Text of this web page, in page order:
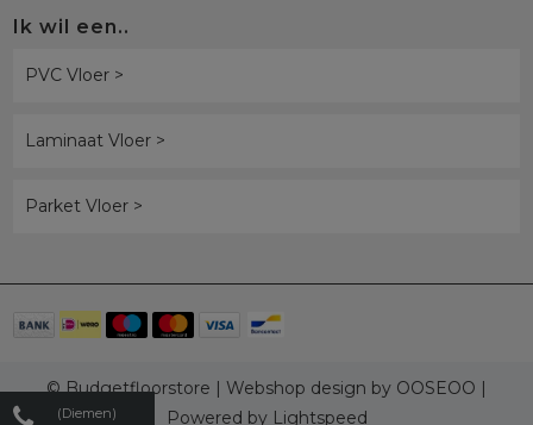
(Diemen)
Ik wil een..
PVC Vloer >
Laminaat Vloer >
Parket Vloer >
© Budgetfloorstore | Webshop design by OOSEOO |
Powered by Lightspeed